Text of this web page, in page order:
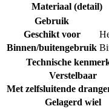
Materiaal (detail)
Gebruik
Geschikt voor
Binnen/buitengebruik
Technische
Verstelbaar
Met zelfsluitende
Gelagerd wiel